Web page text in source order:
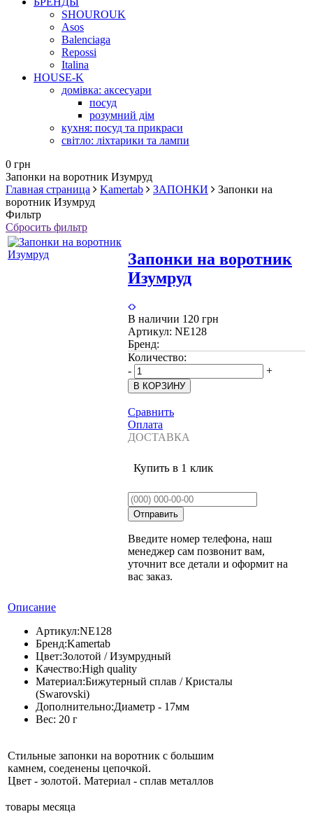
SHOUROUK
Asos
Balenciaga
Repossi
Italina
HOUSE-K
домівка: аксесуари
посуд
розумний дім
кухня: посуд та прикраси
світло: ліхтарики та лампи
0 грн
Запонки на воротник Изумруд
Главная страница
Kamertab ЗАПОНКИ
Запонки на
воротник Изумруд
Фильтр
Сбросить фильтр
Запонки на воротник
Изумруд
В наличии 120 грн
Артикул: NE128
Бренд:
Количество:
-
+
Сравнить
Оплата
ДОСТАВКА
Купить в 1 клик
Введите номер телефона, наш
менеджер сам позвонит вам,
уточнит все детали и оформит на
вас заказ.
Описание
Артикул:NE128
Бренд:Kamertab
Цвет:Золотой / Изумрудный
Качество:High quality
Материал:Бижутерный сплав / Кристалы
(Swarovski)
Дополнительно:Диаметр - 17мм
Вес: 20 г
Стильные запонки на воротник с большим
камнем, соеденены цепочкой.
Цвет - золотой. Материал - сплав металлов
товары месяца